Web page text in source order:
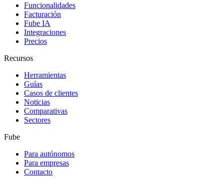
Funcionalidades
Facturación
Fube IA
Integraciones
Precios
Recursos
Herramientas
Guías
Casos de clientes
Noticias
Comparativas
Sectores
Fube
Para autónomos
Para empresas
Contacto